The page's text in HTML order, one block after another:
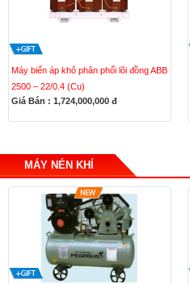
Máy biến áp khô phân phối lõi đồng ABB
2500 – 22/0.4 (Cu)
Giá Bán : 1,724,000,000 đ
MÁY NÉN KHÍ